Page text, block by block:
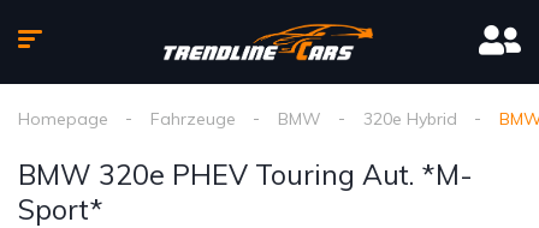
Homepage Fahrzeuge BMW 320e Hybrid
BMW 320e PHEV Touring Aut. *M-
Sport*